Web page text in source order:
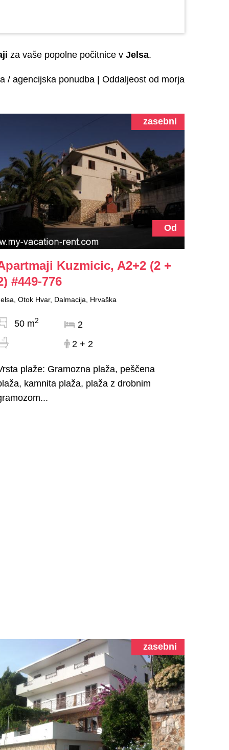
za vaše popolne počitnice v Jelsa.
/ agencijska ponudba Oddaljeost od morja
Od
zasebni
Kuzmicic, A2+2 (2 +
#449-776
Otok Hvar, Dalmacija, Hrvaška
50 m2
2
2 + 2
plaže: Gramozna plaža, peščena
kamnita plaža, plaža z drobnim
zasebni